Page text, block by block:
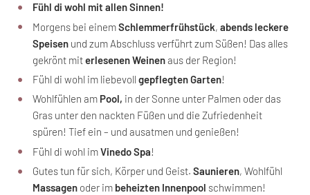
Fühl di wohl mit allen Sinnen!
Morgens bei einemSchlemmerfrühstück,abends leckere
Speisen und zum Abschluss verführt zum Süßen! Das alles
gekrönt miterlesenenWeinenaus der Region!
Fühl di wohl im liebevollgepflegten Garten!
Wohlfühlen am Pool, in der Sonne unter Palmen oder das
Gras unter den nackten Füßen und die Zufriedenheit
spüren! Tief ein – und ausatmen und genießen!
Fühl di wohl imVinedo Spa!
Gutes tun für sich, Körper und Geist.Saunieren, Wohlfühl
Massagen oder im beheizten Innenpool schwimmen!